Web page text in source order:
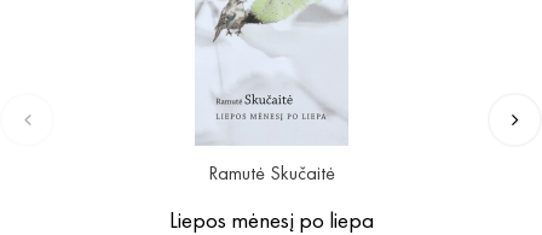
Ramutė Skučaitė
Liepos mėnesį po liepa